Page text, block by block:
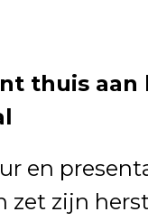
thuis
en
zet zijn